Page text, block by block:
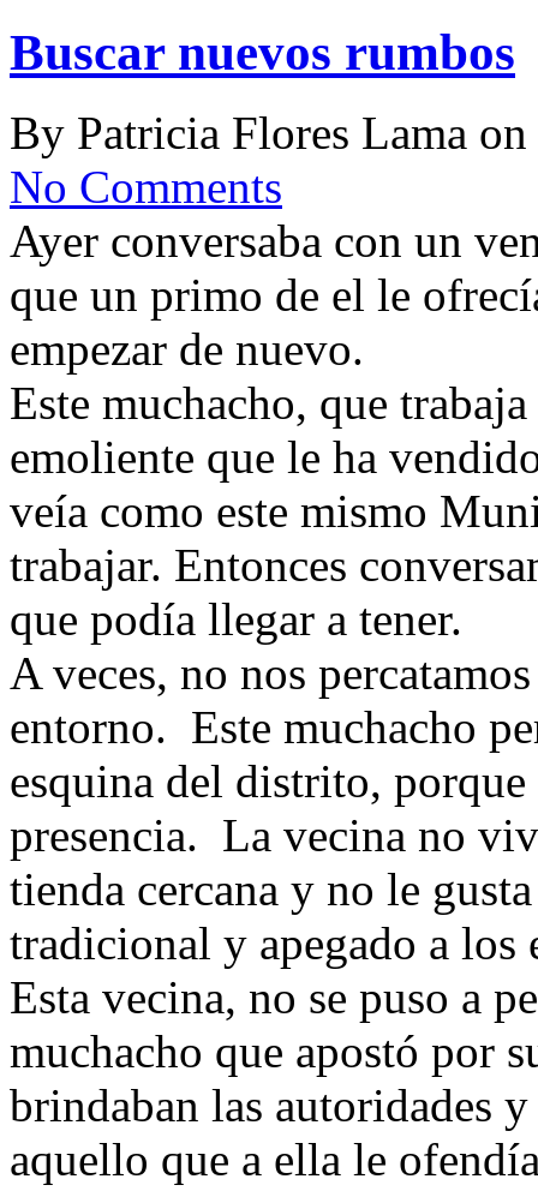
Buscar nuevos rumbos
By Patricia Flores Lama on
No Comments
Ayer conversaba con un
que un primo de el le
empezar de nuevo.
Este muchacho, que
emoliente que le ha
veía como este mismo
trabajar. Entonces
que podía llegar a tener.
A veces, no nos
entorno. Este muchacho
esquina del distrito,
presencia. La vecina no
tienda cercana y no le
tradicional y apegado a los
Esta vecina, no se puso a
muchacho que apostó por
brindaban las autoridades
aquello que a ella le